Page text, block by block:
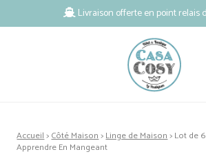
Livraison offerte en point relais
Accueil>Côté Maison>Linge de Maison> Lot de
Apprendre En Mangeant